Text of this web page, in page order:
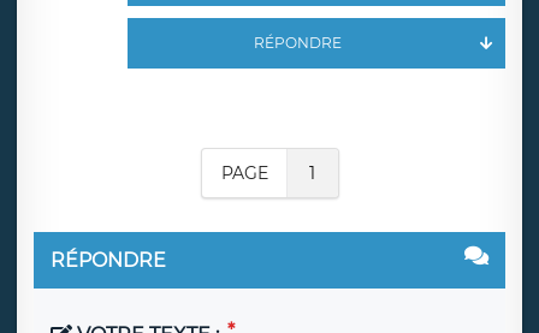
RÉPONDRE
PAGE 1
RÉPONDRE